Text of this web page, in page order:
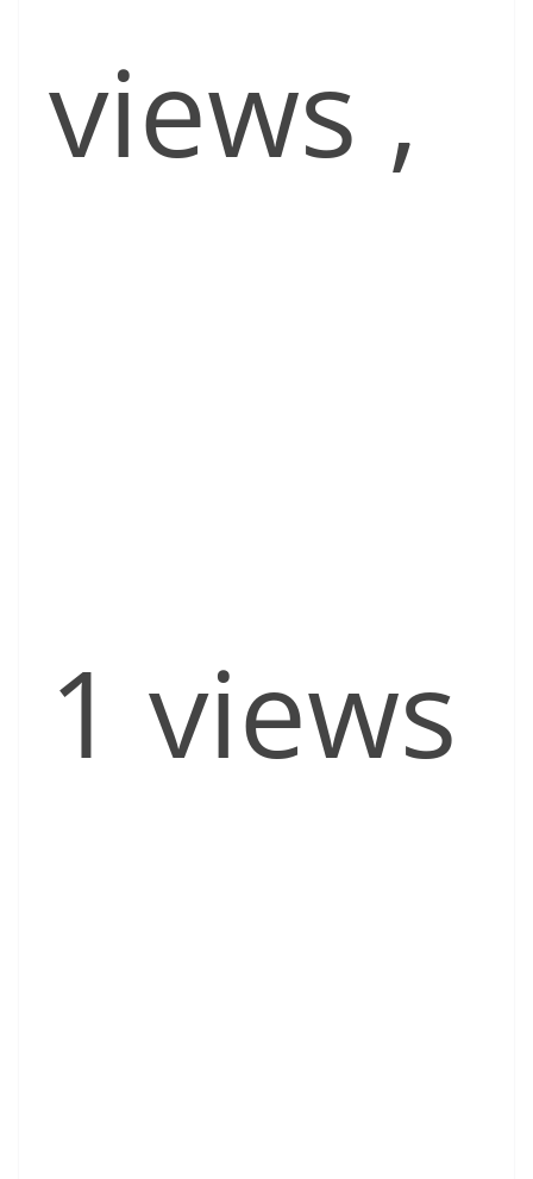
views ,
1 views